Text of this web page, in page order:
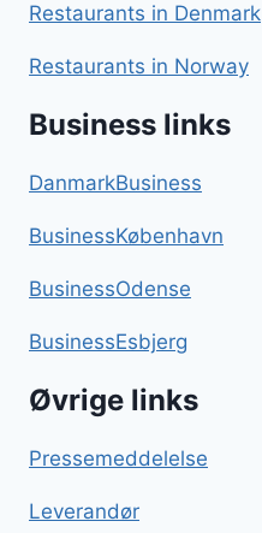
Restaurants in Denmark
Restaurants in Norway
Business links
DanmarkBusiness
BusinessKøbenhavn
BusinessOdense
BusinessEsbjerg
Øvrige links
Pressemeddelelse
Leverandør